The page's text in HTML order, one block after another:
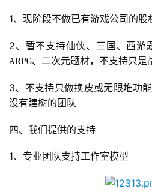
手
机
戏
机
戏
1、现阶段不做已有游戏公司的股
2、暂不支持仙侠、三国、西游
ARPG、二次元题材，不支持只是
3、不支持只做换皮或无限堆功
没有建树的团队
四、我们提供的支持
1、专业团队支持工作室模型